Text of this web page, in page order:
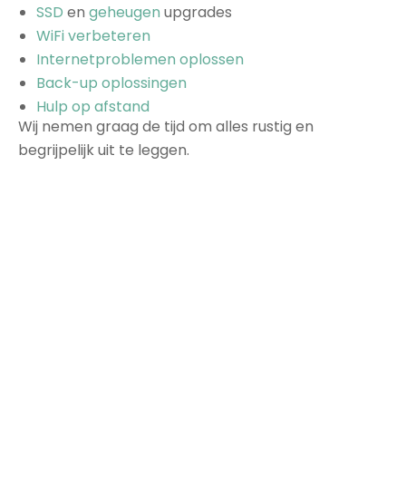
SSD en geheugen upgrades
WiFi verbeteren
Internetproblemen oplossen
Back-up oplossingen
Hulp op afstand
Wij nemen graag de tijd om alles rustig en
begrijpelijk uit te leggen.